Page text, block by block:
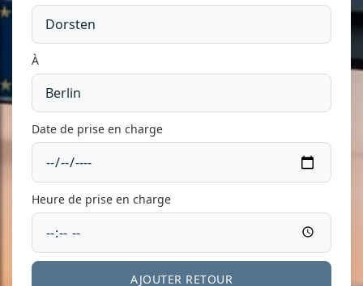
À
Date de prise en charge
Heure de prise en charge
AJOUTER RETOUR